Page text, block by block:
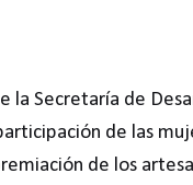
la Secretaría de
de las
de los